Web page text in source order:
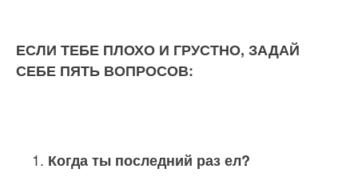
ЕСЛИ ТЕБЕ ПЛОХО И ГРУСТНО, ЗАДАЙ
СЕБЕ ПЯТЬ ВОПРОСОВ:
Когда ты последний раз ел?